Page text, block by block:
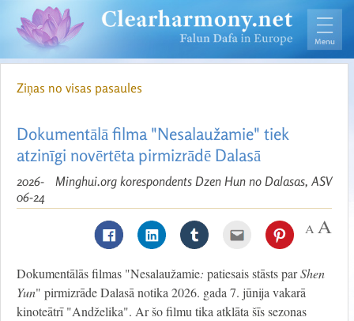
Ziņas no visas pasaules
Dokumentālā filma "Nesalaužamie" tiek
atzinīgi novērtēta pirmizrādē Dalasā
Minghui.org korespondents Dzen Hun no Dalasas, ASV
2026-
06-24
Dokumentālās filmas "Nesalaužamie: patiesais stāsts parShen
Yun" pirmizrāde Dalasā notika 2026. gada 7. jūnija vakarā
kinoteātrī "Andželika". Ar šo filmu tika atklāta šīs sezonas